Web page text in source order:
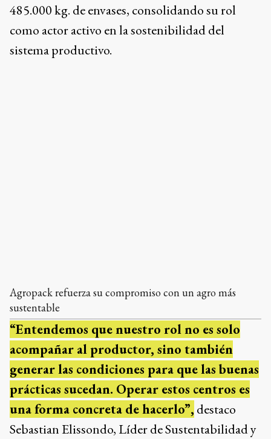
485.000 kg. de envases, consolidando su rol
como actor activo en la sostenibilidad del
sistema productivo.
Agropack refuerza su compromiso con un agro más
sustentable
“Entendemos que nuestro rol no es solo
acompañar al productor, sino también
generar las condiciones para que las buenas
prácticas sucedan. Operar estos centros es
una forma concreta de hacerlo”, destaco
Sebastian Elissondo, Líder de Sustentabilidad y